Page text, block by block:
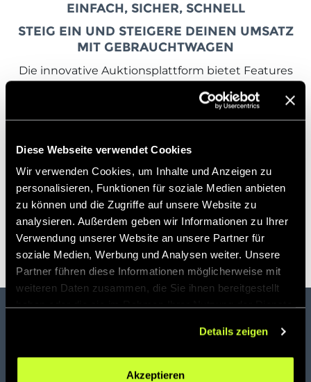
Diese Webseite verwendet Cookies
Wir verwenden Cookies, um Inhalte und Anzeigen zu
personalisieren, Funktionen für soziale Medien anbieten
zu können und die Zugriffe auf unsere Website zu
analysieren. Außerdem geben wir Informationen zu Ihrer
Verwendung unserer Website an unsere Partner für
soziale Medien, Werbung und Analysen weiter. Unsere
Partner führen diese Informationen möglicherweise mit
weiteren Daten zusammen, die Sie ihnen bereitgestellt
haben oder die sie im Rahmen Ihrer Nutzung der Dienste
Details zeigen
Akzeptieren
EINFACH, SICHER, SCHNELL
STEIG EIN UND STEIGERE DEINEN UMSATZ
MIT GEBRAUCHTWAGEN
Die innovative Auktionsplattform bietet Features
schneller, einfacher und profitabler machen.
Registriere dich jetzt und profitiere von viele
Wir bieten attraktive Konditionen für jeden
Anspruch:Keine Startgebühr, keine Gebühr für
Fahrzeuglistung,keine Grundgebühr– monatlich
kündbar – sowie eineattraktive Auktionsgebühr
dienur bei erfolgreichem Abschlussfällig ist.
Digitale Gebrauchtwagenvermarktung für Autohäuser